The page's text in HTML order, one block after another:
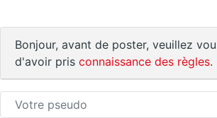
Bonjour, avant de poster, veuillez
d'avoir pris connaissance des règles.